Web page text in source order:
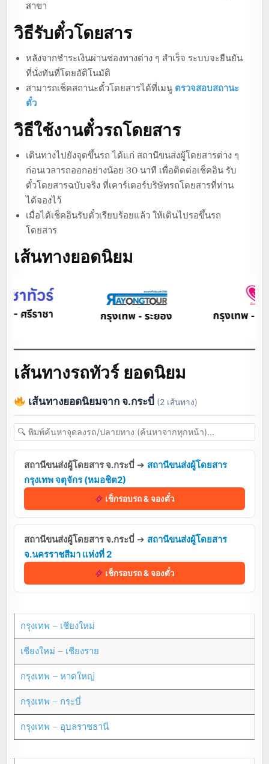
สาขา
วิธีรับตั๋วโดยสาร
หลังจากชำระเงินผ่านช่องทางต่าง ๆ สำเร็จ ระบบจะยืนยัน
ที่นั่งทันที่โดยอัติโนมัติ
สามารถเช็คสถานะตั๋วโดยสารได้ที่เมนู ตรวจสอบสถานะ
ตั๋ว
วิธีใช้งานตั๋วรถโดยสาร
เดินทางไปยังจุดขึ้นรถ ได้แก่ สถานีขนส่งผู้โดยสารต่าง ๆ
ก่อนเวลารถออกอย่างน้อย 30 นาที เพื่อติดต่อเช็คอิน รับ
ตั๋วโดยสารฉบับจริง ที่เคาร์เตอร์บริษัทรถโดยสารที่ท่าน
ได้จองไว้
เมื่อได้เช็คอินรับตั๋วเรียบร้อยแล้ว ให้เดินไปรอขึ้นรถ
โดยสาร
เส้นทางยอดนิยม
เส้นทางรถทัวร์ ยอดนิยม
เส้นทางยอดนิยมจาก จ.กระบี่ (2 เส้นทาง)
สถานีขนส่งผู้โดยสาร จ.กระบี่ ➔ สถานีขนส่งผู้โดยสาร
กรุงเทพ จตุจักร (หมอชิต2)
เช็กรอบรถ & จองตั๋ว
สถานีขนส่งผู้โดยสาร จ.กระบี่ ➔ สถานีขนส่งผู้โดยสาร
จ.นครราชสีมา แห่งที่ 2
เช็กรอบรถ & จองตั๋ว
กรุงเทพ – เชียงใหม่
เชียงใหม่ – เชียงราย
กรุงเทพ – หาดใหญ่
กรุงเทพ – กระบี่
กรุงเทพ – อุบลราชธานี